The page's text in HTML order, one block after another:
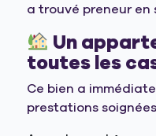
a trouvé preneur
Un
toutes les
Ce bien a
prestations